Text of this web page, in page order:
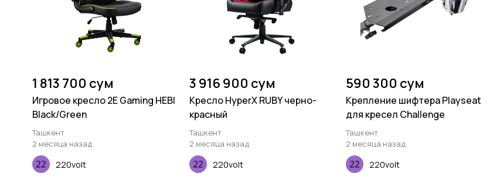
1 813 700 сум
Игровое кресло 2E Gaming HEBI
Black/Green
Ташкент
2 месяца назад
220volt
3 916 900 сум
Кресло HyperX RUBY черно-
красный
Ташкент
2 месяца назад
220volt
590 300 сум
Крепление шифтера Playseat
для кресел Challenge
Ташкент
2 месяца назад
220volt